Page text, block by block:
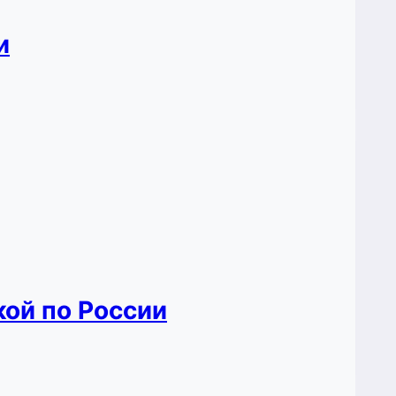
по России